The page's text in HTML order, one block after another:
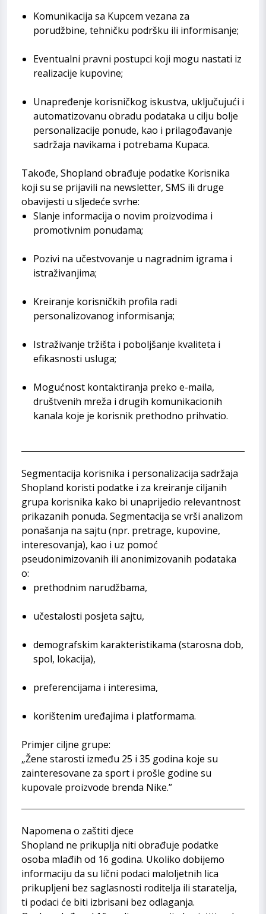
Komunikacija sa Kupcem vezana za
porudžbine, tehničku podršku ili informisanje;
Eventualni pravni postupci koji mogu nastati iz
realizacije kupovine;
Unapređenje korisničkog iskustva, uključujući i
automatizovanu obradu podataka u cilju bolje
personalizacije ponude, kao i prilagođavanje
sadržaja navikama i potrebama Kupaca.
Takođe, Shopland obrađuje podatke Korisnika
koji su se prijavili na newsletter, SMS ili druge
obavijesti u sljedeće svrhe:
Slanje informacija o novim proizvodima i
promotivnim ponudama;
Pozivi na učestvovanje u nagradnim igrama i
istraživanjima;
Kreiranje korisničkih profila radi
personalizovanog informisanja;
Istraživanje tržišta i poboljšanje kvaliteta i
efikasnosti usluga;
Mogućnost kontaktiranja preko e-maila,
društvenih mreža i drugih komunikacionih
kanala koje je korisnik prethodno prihvatio.
Segmentacija korisnika i personalizacija sadržaja
Shopland koristi podatke i za kreiranje ciljanih
grupa korisnika kako bi unaprijedio relevantnost
prikazanih ponuda. Segmentacija se vrši analizom
ponašanja na sajtu (npr. pretrage, kupovine,
interesovanja), kao i uz pomoć
pseudonimizovanih ili anonimizovanih podataka
o:
prethodnim narudžbama,
učestalosti posjeta sajtu,
demografskim karakteristikama (starosna dob,
spol, lokacija),
preferencijama i interesima,
korištenim uređajima i platformama.
Primjer ciljne grupe:
„Žene starosti između 25 i 35 godina koje su
zainteresovane za sport i prošle godine su
kupovale proizvode brenda Nike.”
Napomena o zaštiti djece
Shopland ne prikuplja niti obrađuje podatke
osoba mlađih od 16 godina. Ukoliko dobijemo
informaciju da su lični podaci maloljetnih lica
prikupljeni bez saglasnosti roditelja ili staratelja,
ti podaci će biti izbrisani bez odlaganja.